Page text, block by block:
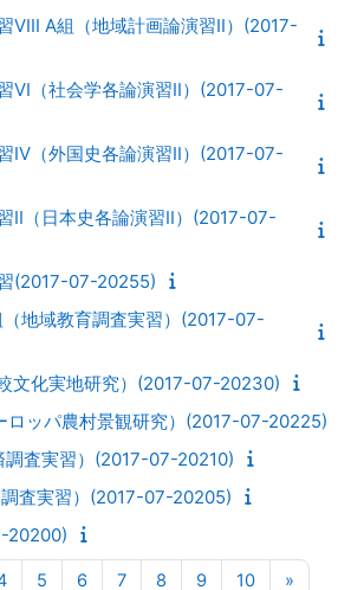
VIII A組（地域計画論演習II）(2017-
VI（社会学各論演習II）(2017-07-
IV（外国史各論演習II）(2017-07-
II（日本史各論演習II）(2017-07-
(2017-07-20255)
地域教育調査実習）(2017-07-
文化実地研究）(2017-07-20230)
ロッパ農村景観研究）(2017-07-20225)
調査実習）(2017-07-20210)
査実習）(2017-07-20205)
20200)
3
ページ 4
5 ページ 5
6ページ 6
7ページ 7
8 ページ 8
9ページ 9
10ページ 10
»